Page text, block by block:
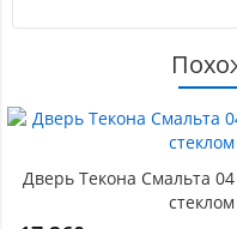
Дверь Текона Смальта